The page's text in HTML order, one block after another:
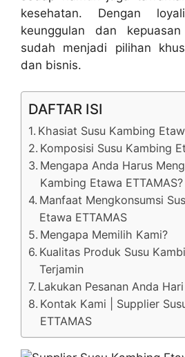
kesehatan. Dengan
keunggulan dan
sudah menjadi pilihan
dan bisnis.
DAFTAR ISI
Khasiat Susu Kambing
Komposisi Susu Kambing
Mengapa Anda Harus
Kambing Etawa ETTAMAS?
Manfaat Mengkonsumsi
Etawa ETTAMAS
Mengapa Memilih Kami?
Kualitas Produk Susu
Terjamin
Lakukan Pesanan Anda
Kontak Kami | Supplier
ETTAMAS